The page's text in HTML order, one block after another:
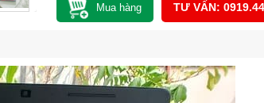
TƯ VẤN: